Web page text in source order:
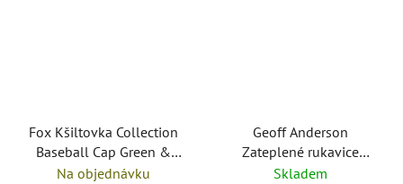
Fox Kšiltovka Collection
Baseball Cap Green &
Black
Na objednávku
Geoff Anderson
Zateplené rukavice
AirBear
Skladem